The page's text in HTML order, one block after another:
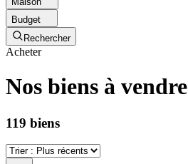
Budget
Rechercher
Acheter
Nos biens à vendre
119 biens